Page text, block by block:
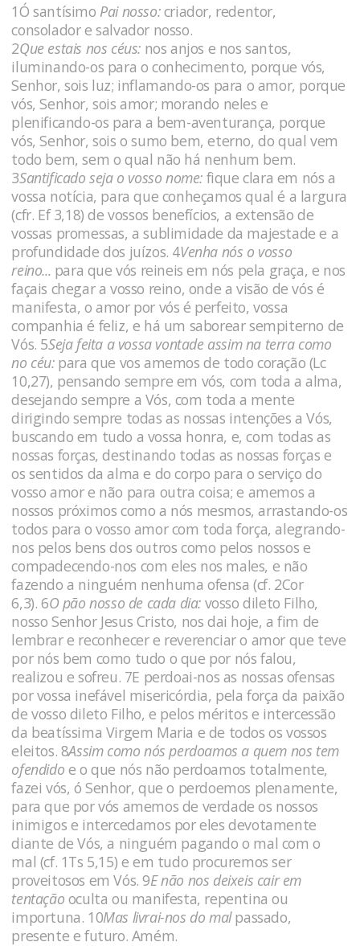
1Ó santísimo Pai nosso:criador, redentor,
consolador e salvador nosso.
2Que estais nos céus: nos anjos e nos santos,
iluminando-os para o conhecimento, porque vós,
Senhor, sois luz; inflamando-os para o amor, porque
vós, Senhor, sois amor; morando neles e
plenificando-os para a bem-aventurança, porque
vós, Senhor, sois o sumo bem, eterno, do qual vem
todo bem, sem o qual não há nenhum bem.
3Santificado seja o vosso nome: fique clara em nós a
vossa notícia, para que conheçamos qual é a largura
(cfr. Ef 3,18) de vossos benefícios, a extensão de
vossas promessas, a sublimidade da majestade e a
profundidade dos juízos. 4Venha nós o vosso
reino... para que vós reineis em nós pela graça, e nos
façais chegar a vosso reino, onde a visão de vós é
manifesta, o amor por vós é perfeito, vossa
companhia é feliz, e há um saborear sempiterno de
Vós. 5Seja feita a vossa vontade assim na terra como
no céu: para que vos amemos de todo coração (Lc
10,27), pensando sempre em vós, com toda a alma,
desejando sempre a Vós, com toda a mente
dirigindo sempre todas as nossas intenções a Vós,
buscando em tudo a vossa honra, e, com todas as
nossas forças, destinando todas as nossas forças e
os sentidos da alma e do corpo para o serviço do
vosso amor e não para outra coisa; e amemos a
nossos próximos como a nós mesmos, arrastando-os
todos para o vosso amor com toda força, alegrando-
nos pelos bens dos outros como pelos nossos e
compadecendo-nos com eles nos males, e não
fazendo a ninguém nenhuma ofensa (cf. 2Cor
6,3). 6O pão nosso de cada dia: vosso dileto Filho,
nosso Senhor Jesus Cristo, nos dai hoje, a fim de
lembrar e reconhecer e reverenciar o amor que teve
por nós bem como tudo o que por nós falou,
realizou e sofreu. 7E perdoai-nos as nossas ofensas
por vossa inefável misericórdia, pela força da paixão
de vosso dileto Filho, e pelos méritos e intercessão
da beatíssima Virgem Maria e de todos os vossos
eleitos. 8Assim como nós perdoamos a quem nos tem
ofendido e o que nós não perdoamos totalmente,
fazei vós, ó Senhor, que o perdoemos plenamente,
para que por vós amemos de verdade os nossos
inimigos e intercedamos por eles devotamente
diante de Vós, a ninguém pagando o mal com o
mal (cf. 1Ts 5,15) e em tudo procuremos ser
proveitosos em Vós. 9E não nos deixeis cair em
tentação oculta ou manifesta, repentina ou
importuna. 10Mas livrai-nos do malpassado,
presente e futuro. Amém.